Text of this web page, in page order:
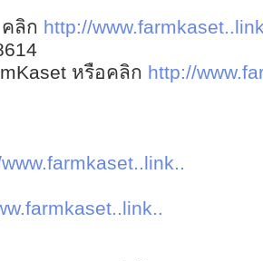
ลิก http://
หรือคลิก http://